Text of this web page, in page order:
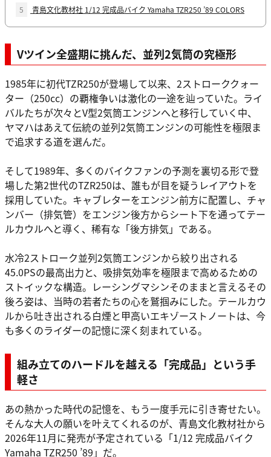
5
青島文化教材社 1/12 完成品バイク Yamaha TZR250 ’89 COLORS
Vツイン全盛期に挑んだ、並列2気筒の究極形
1985年に初代TZR250が登場して以来、2ストローククォー
ター（250cc）の覇権争いは激化の一途を辿っていた。ライ
バルたちが次々とV型2気筒エンジンへと移行していく中、
ヤマハはあえて伝統の並列2気筒エンジンの可能性を極限ま
で追求する道を選んだ。
そして1989年、多くのバイクファンの予測を裏切る形で登
場した第2世代のTZR250は、誰もが目を疑うレイアウトを
採用していた。キャブレターをエンジン前方に配置し、チャ
ンバー（排気管）をエンジン後方からシート下を通ってテー
ルカウルへと導く、稀有な「後方排気」である。
水冷2ストローク並列2気筒エンジンから絞り出される
45.0PSの最高出力と、吸排気効率を極限まで高めるための
ストイックな構造。レーシングマシンそのままと言えるその
後ろ姿は、当時の若者たちの心を鷲掴みにした。テールカウ
ルから吐き出される白煙と甲高いエキゾーストノートは、今
も多くのライダーの記憶に深く刻まれている。
組み立てのハードルを越える「完成品」という手
軽さ
あの熱かった時代の記憶を、もう一度手元に引き寄せたい。
そんな大人の願いを叶えてくれるのが、青島文化教材社から
2026年11月に発売が予定されている「1/12 完成品バイク
Yamaha TZR250 ’89」だ。